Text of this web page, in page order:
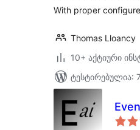
With proper
Thomas Lloancy
10+ აქტიური
ტესტირებულია: